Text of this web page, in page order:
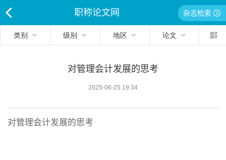
职称论文网 杂志检索
类别 级别 地区 论文
对管理会计发展的思考
2025-06-25 19:34
对管理会计发展的思考